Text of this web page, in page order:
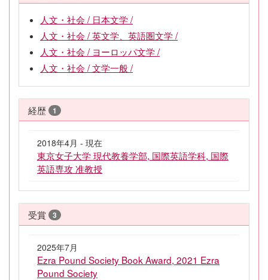
人文・社会 / 日本文学 /
人文・社会 / 英文学、英語圏文学 /
人文・社会 / ヨーロッパ文学 /
人文・社会 / 文学一般 /
経歴 1
2018年4月 - 現在
東京女子大学 現代教養学部, 国際英語学科, 国際
英語専攻 准教授
受賞 3
2025年7月
Ezra Pound Society Book Award, 2021 Ezra
Pound Society